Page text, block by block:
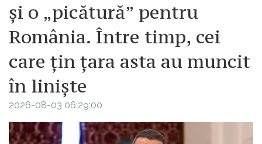
și o „picătură” pentru
România. Între timp, cei
care țin țara asta au muncit
în liniște
2026-08-03 06:29:00